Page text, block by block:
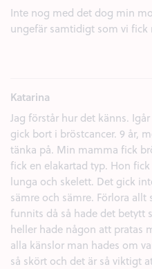
Inte nog med det dog min
ungefär samtidigt som vi fick
Katarina
Jag förstår hur det känns.
gick bort i bröstcancer. 9 år,
tänka på. Min mamma fick
fick en elakartad typ. Hon
lunga och skelett. Det gick
sämre och sämre. Förlora
funnits då så hade det betytt
heller hade någon att pratas
alla känslor man hades om
så skört och det är så viktigt